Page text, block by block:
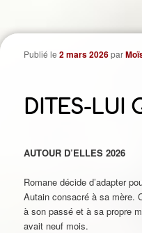
DITES-LUI
Publié le2 mars 2026par
AUTOUR D’ELLES 2026
Romane décide d’adapter
Autain consacré à sa mère.
à son passé et à sa propre
avait neuf mois.